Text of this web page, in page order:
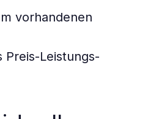
vorhandenen
Preis-Leistungs-